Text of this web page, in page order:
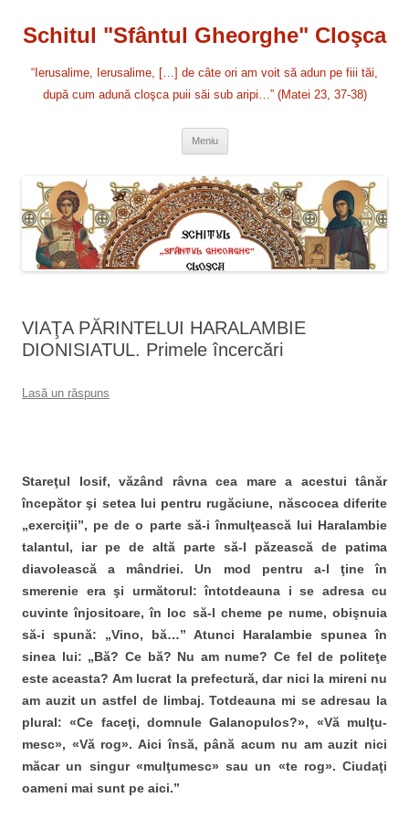
conținut
Schitul "Sfântul Gheorghe" Cloşca
“Ierusalime, Ierusalime, […] de câte ori am voit să adun pe fiii tăi,
după cum adună cloşca puii săi sub aripi…” (Matei 23, 37-38)
Meniu
VIAŢA PĂRINTELUI HARALAMBIE
DIONISIATUL. Primele încercări
Lasă un răspuns
Stareţul Iosif, văzând râvna cea mare a acestui tânăr
începător şi setea lui pentru rugăciune, născo­cea diferite
„exerciţii”, pe de o parte să-i înmulţească lui Haralambie
talantul, iar pe de altă parte să-l pă­zească de patima
diavolească a mândriei. Un mod pentru a-l ţine în
smerenie era şi urmă­torul: întotdeauna i se adresa cu
cuvinte înjositoare, în loc să-l cheme pe nume, obişnuia
să-i spună: „Vino, bă…” Atunci Haralambie spunea în
sinea lui: „Bă? Ce bă? Nu am nume? Ce fel de politeţe
este aceasta? Am lucrat la prefectură, dar nici la mireni nu
am auzit un astfel de limbaj. Totdeauna mi se adresau la
plural: «Ce faceţi, domnule Galanopulos?», «Vă mulţu­
mesc», «Vă rog». Aici însă, până acum nu am auzit nici
măcar un singur «mulţumesc» sau un «te rog». Ciudaţi
oameni mai sunt pe aici.”